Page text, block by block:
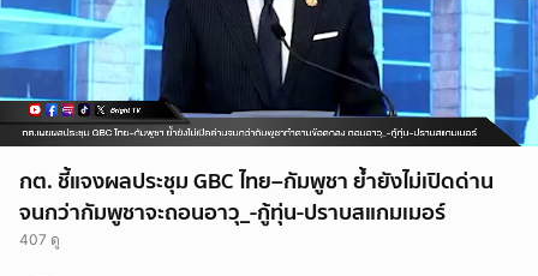
กต. ชี้แจงผลประชุม GBC ไทย–กัมพูชา ย้ำยังไม่เปิดด่าน
จนกว่ากัมพูชาจะถอนอาวุ_-กู้ทุ่น-ปราบสแกมเมอร์
407 ดู